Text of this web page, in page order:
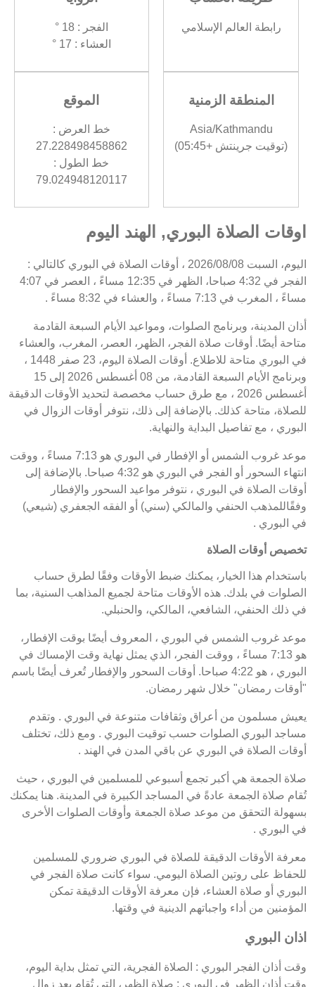
رابطة العالم الإسلامي
الفجر : 18 °
العشاء : 17 °
المنطقة الزمنية
Asia/Kathmandu
(توقيت جرينتش +05:45)
الموقع
خط العرض :
27.228498458862
خط الطول :
79.024948120117
اوقات الصلاة البوري, الهند اليوم
اليوم، السبت 2026/08/08 ، أوقات الصلاة في البوري كالتالي :
الفجر في 4:32 صباحا، الظهر في 12:35 مساءً ، العصر في 4:07
مساءً ، المغرب في 7:13 مساءً ، والعشاء في 8:32 مساءً .
أذان المدينة، وبرنامج الصلوات، ومواعيد الأيام السبعة القادمة
متاحة أيضًا. أوقات صلاة الفجر، الظهر، العصر، المغرب، والعشاء
في البوري متاحة للاطلاع. أوقات الصلاة اليوم، 23 صفر 1448 ،
وبرنامج الأيام السبعة القادمة، من 08 أغسطس 2026 إلى 15
أغسطس 2026 ، مع طرق حساب مخصصة لتحديد الأوقات الدقيقة
للصلاة، متاحة كذلك. بالإضافة إلى ذلك، نتوفر أوقات الزوال في
البوري ، مع تفاصيل البداية والنهاية.
موعد غروب الشمس أو الإفطار في البوري هو 7:13 مساءً ، ووقت
انتهاء السحور أو الفجر في البوري هو 4:32 صباحا. بالإضافة إلى
أوقات الصلاة في البوري ، نتوفر مواعيد السحور والإفطار
وفقًاللمذهب الحنفي والمالكي (سني) أو الفقه الجعفري (شيعي)
في البوري .
تخصيص أوقات الصلاة
باستخدام هذا الخيار، يمكنك ضبط الأوقات وفقًا لطرق حساب
الصلوات في بلدك. هذه الأوقات متاحة لجميع المذاهب السنية، بما
في ذلك الحنفي، الشافعي، المالكي، والحنبلي.
موعد غروب الشمس في البوري ، المعروف أيضًا بوقت الإفطار،
هو 7:13 مساءً ، ووقت الفجر، الذي يمثل نهاية وقت الإمساك في
البوري ، هو 4:22 صباحا. أوقات السحور والإفطار تُعرف أيضًا باسم
"أوقات رمضان" خلال شهر رمضان.
يعيش مسلمون من أعراق وثقافات متنوعة في البوري . وتقدم
مساجد البوري الصلوات حسب توقيت البوري . ومع ذلك، تختلف
أوقات الصلاة في البوري عن باقي المدن في الهند .
صلاة الجمعة هي أكبر تجمع أسبوعي للمسلمين في البوري ، حيث
تُقام صلاة الجمعة عادةً في المساجد الكبيرة في المدينة. هنا يمكنك
بسهولة التحقق من موعد صلاة الجمعة وأوقات الصلوات الأخرى
في البوري .
معرفة الأوقات الدقيقة للصلاة في البوري ضروري للمسلمين
للحفاظ على روتين الصلاة اليومي. سواء كانت صلاة الفجر في
البوري أو صلاة العشاء، فإن معرفة الأوقات الدقيقة تمكن
المؤمنين من أداء واجباتهم الدينية في وقتها.
اذان البوري
وقت أذان الفجر البوري : الصلاة الفجرية، التي تمثل بداية اليوم،
وقت أذان الظهر في البوري : صلاة الظهر، التي تُقام بعد زوال